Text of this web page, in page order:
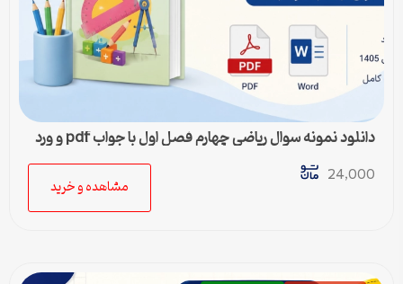
دانلود نمونه سوال ریاضی چهارم فصل اول با جواب pdf و ورد
24,000
مشاهده و خرید